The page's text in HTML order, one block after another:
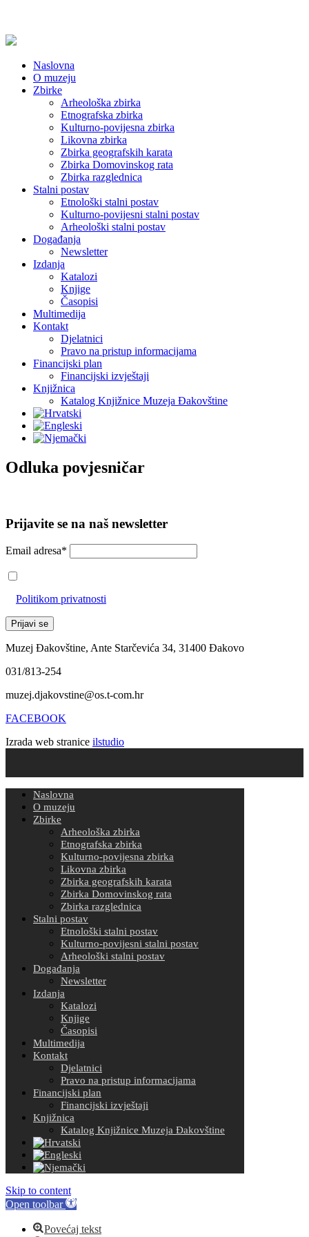
Naslovna
O muzeju
Zbirke
Arheološka zbirka
Etnografska zbirka
Kulturno-povijesna zbirka
Likovna zbirka
Zbirka geografskih karata
Zbirka Domovinskog rata
Zbirka razglednica
Stalni postav
Etnološki stalni postav
Kulturno-povijesni stalni postav
Arheološki stalni postav
Događanja
Newsletter
Izdanja
Katalozi
Knjige
Časopisi
Multimedija
Kontakt
Djelatnici
Pravo na pristup informacijama
Financijski plan
Financijski izvještaji
Knjižnica
Katalog Knjižnice Muzeja Đakovštine
Odluka povjesničar
Prijavite se na naš newsletter
Email adresa*
Politikom privatnosti
Muzej Đakovštine, Ante Starčevića 34, 31400 Đakovo
031/813-254
muzej.djakovstine@os.t-com.hr
FACEBOOK
Izrada web stranice ilstudio
Naslovna
O muzeju
Zbirke
Arheološka zbirka
Etnografska zbirka
Kulturno-povijesna zbirka
Likovna zbirka
Zbirka geografskih karata
Zbirka Domovinskog rata
Zbirka razglednica
Stalni postav
Etnološki stalni postav
Kulturno-povijesni stalni postav
Arheološki stalni postav
Događanja
Newsletter
Izdanja
Katalozi
Knjige
Časopisi
Multimedija
Kontakt
Djelatnici
Pravo na pristup informacijama
Financijski plan
Financijski izvještaji
Knjižnica
Katalog Knjižnice Muzeja Đakovštine
Skip to content
Open toolbar
Povećaj tekst